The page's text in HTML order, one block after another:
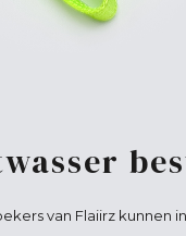
van Flaiirz kunnen